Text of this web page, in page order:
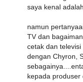
saya kenal
namun
TV dan
cetak dan
dengan Chyron,
kepada produser